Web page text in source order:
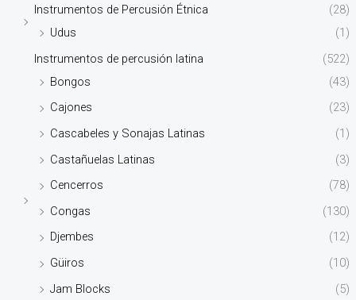
Instrumentos de Percusión Étnica
(28)
Udus
(1)
Instrumentos de percusión latina
(522)
Bongos
(43)
Cajones
(23)
Cascabeles y Sonajas Latinas
(1)
Castañuelas Latinas
(3)
Cencerros
(78)
Congas
(130)
Djembes
(12)
Güiros
(10)
Jam Blocks
(5)